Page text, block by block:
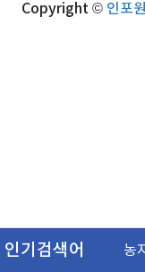
인기검색어 농
Copyright © 인포